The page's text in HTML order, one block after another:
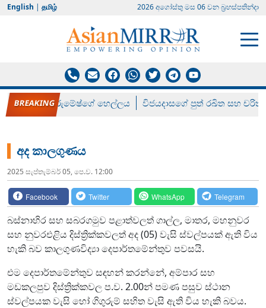
English | தமிழ் 2026 අගෝස්‍තු මස 06 වන බ්‍රහස්පතින්දා
රන් ගෙනා රුමේෂ්ගේ හෙල්ලය විජයදාසගේ පුත් රඛිත සහ චරිත්
අද කාලගුණය
2025 සැප්‍තැම්‍බර් 05, පෙ.ව. 12:00
Facebook Twitter WhatsApp Telegram
බස්නාහිර සහ සබරගමුව පළාත්වලත් ගාල්ල, මාතර, මහනුවර
සහ නුවරඑළිය දිස්ත්‍රික්කවලත් අද (05) වැසි ස්වල්පයක් ඇති විය
හැකි බව කාලගුණවිද්‍යා දෙපාර්තමේන්තුව පවසයි.
එම දෙපාර්තමේන්තුව සඳහන් කරන්නේ, අම්පාර සහ
මඩකලපුව දිස්ත්‍රික්කවල ප.ව. 2.00න් පමණ පසුව ස්ථාන
ස්වල්පයක වැසි හෝ ගිගුරුම් සහිත වැසි ඇති විය හැකි බවය.